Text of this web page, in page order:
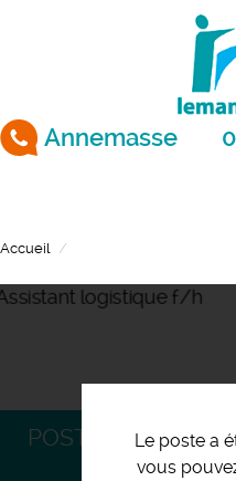
Annemasse
Accueil
Le poste a
vous
POSTULEZ